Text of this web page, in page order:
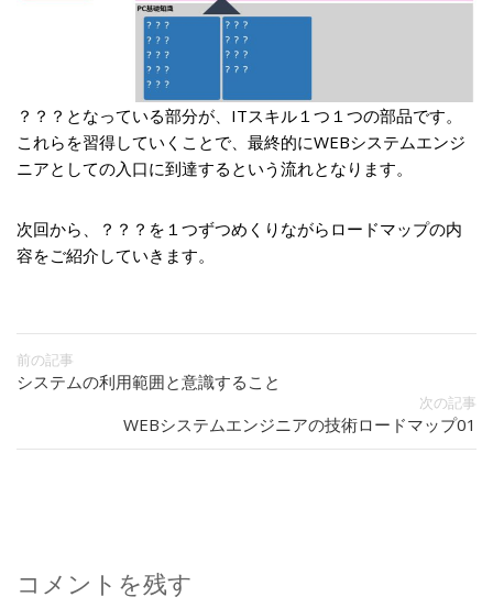
？？？となっている部分が、ITスキル１つ１つの部品です。
これらを習得していくことで、最終的にWEBシステムエンジ
ニアとしての入口に到達するという流れとなります。
次回から、？？？を１つずつめくりながらロードマップの内
容をご紹介していきます。
前の記事
システムの利用範囲と意識すること
次の記事
WEBシステムエンジニアの技術ロードマップ01
コメントを残す